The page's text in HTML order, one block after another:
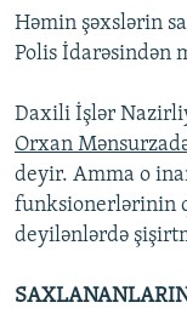
Həmin şəxslərin
Polis İdarəsindən
Daxili İşlər
Orxan
deyir. Amma o
funksionerlərinin
deyilənlərdə